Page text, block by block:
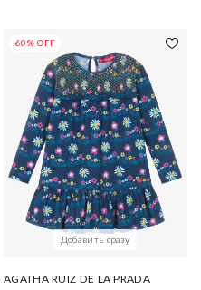
60% OFF
Добавить сразу
AGATHA RUIZ DE LA PRADA